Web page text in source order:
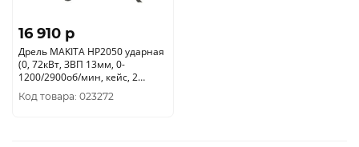
16 910 p
Дрель MAKITA HP2050 ударная
(0, 72кВт, ЗВП 13мм, 0-
1200/2900об/мин, кейс, 2
скорости, бетон 20мм.)
Код товара: 023272